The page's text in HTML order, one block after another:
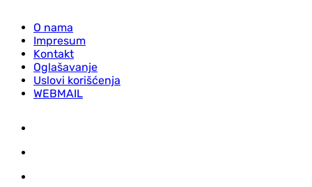
O nama
Impresum
Kontakt
Oglašavanje
Uslovi korišćenja
WEBMAIL